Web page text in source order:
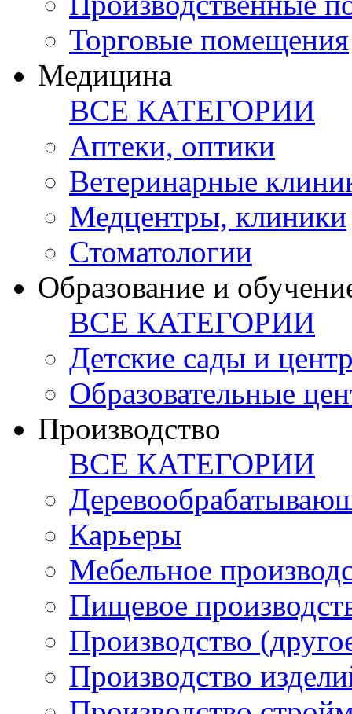
Торговые помещения
Медицина
ВСЕ КАТЕГОРИИ
Аптеки, оптики
Ветеринарные
Медцентры, клиники
Стоматологии
Образование и
ВСЕ КАТЕГОРИИ
Детские сады и
Образовательные
Производство
ВСЕ КАТЕГОРИИ
Карьеры
Мебельное
Пищевое
Производство
Производство